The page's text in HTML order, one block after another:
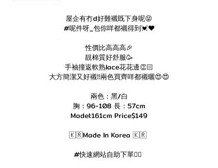
屋企有冇d好難襯既下身呢😝
#呢件呀_包你咩都襯得到💓❤️
性價比高高高🎉
靚棉質好舒服🥳
手袖撞返軟熟lace花花邊👏🏻
大方簡潔又好襯‼️兩色買齊咩都襯曬😍😍
兩色：黑/白
胸：96-108 長：57cm
Model:161cm Price$149
🇰🇷Made In Korea 🇰🇷
#快速網站自助下單👇🏻